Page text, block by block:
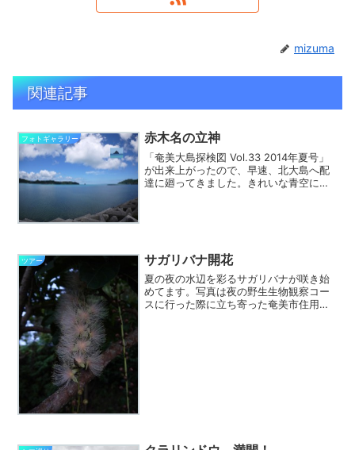
mizuma
関連記事
フォトギャラリー 赤木名の立神
「奄美大島探検図 Vol.33 2014年夏号」
が出来上がったので、早速、北大島へ配
達に廻ってきました。きれいな青空に恵
ツアー サガリバナ開花
夏の夜の水辺を彩るサガリバナが咲き始
めてます。写真は夜の野生生物観察コー
スに行った際に立ち寄った奄美市住用町